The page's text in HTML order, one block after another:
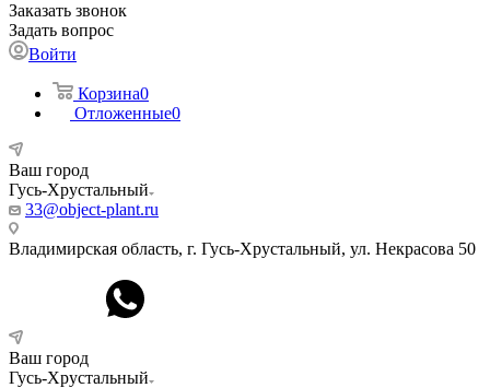
Заказать звонок
Задать вопрос
Войти
Корзина0
Отложенные0
Ваш город
Гусь-Хрустальный
33@object-plant.ru
Владимирская область, г. Гусь-Хрустальный, ул. Некрасова 50
Ваш город
Гусь-Хрустальный